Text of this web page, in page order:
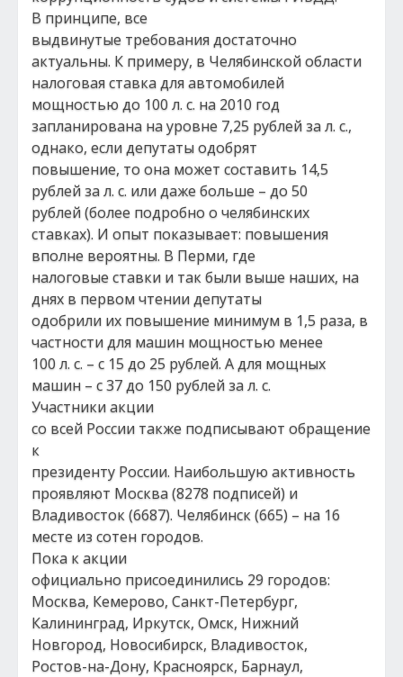
В принципе, все
выдвинутые требования достаточно
актуальны. К примеру, в Челябинской области
налоговая ставка для автомобилей
мощностью до 100 л. с. на 2010 год
запланирована на уровне 7,25 рублей за л. с.,
однако, если депутаты одобрят
повышение, то она может составить 14,5
рублей за л. с. или даже больше – до 50
рублей (более подробно о челябинских
ставках). И опыт показывает: повышения
вполне вероятны. В Перми, где
налоговые ставки и так были выше наших, на
днях в первом чтении депутаты
одобрили их повышение минимум в 1,5 раза, в
частности для машин мощностью менее
100 л. с. – с 15 до 25 рублей. А для мощных
машин – с 37 до 150 рублей за л. с.
Участники акции
со всей России также подписывают обращение
к
президенту России. Наибольшую активность
проявляют Москва (8278 подписей) и
Владивосток (6687). Челябинск (665) – на 16
месте из сотен городов.
Пока к акции
официально присоединились 29 городов:
Москва, Кемерово, Санкт-Петербург,
Калининград, Иркутск, Омск, Нижний
Новгород, Новосибирск, Владивосток,
Ростов-на-Дону, Красноярск, Барнаул,